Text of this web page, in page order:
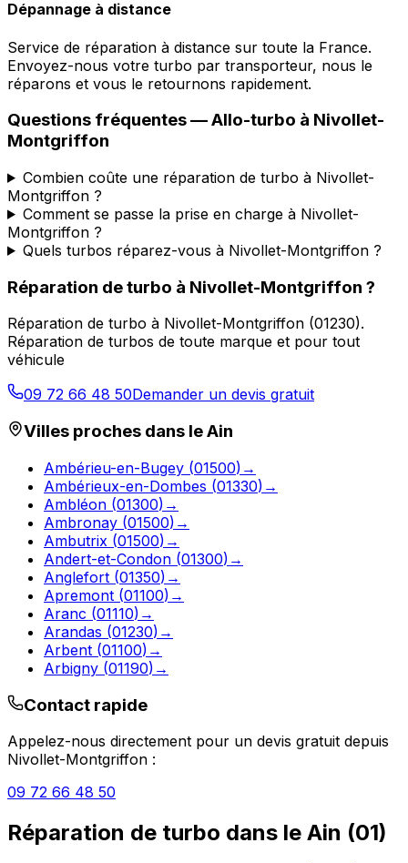
Dépannage à distance
Service de réparation à distance sur toute la France.
Envoyez-nous votre turbo par transporteur, nous le
réparons et vous le retournons rapidement.
Questions fréquentes —Allo-turbo à Nivollet-
Montgriffon
Combien coûte une réparation de turbo à Nivollet-
Montgriffon ?
Comment se passe la prise en charge à Nivollet-
Montgriffon ?
Quels turbos réparez-vous à Nivollet-Montgriffon ?
Réparation de turbo à Nivollet-Montgriffon ?
Réparation de turbo à Nivollet-Montgriffon (01230).
Réparation de turbos de toute marque et pour tout
véhicule
09 72 66 48 50Demander un devis gratuit
Villes proches dans leAin
Ambérieu-en-Bugey (01500) →
Ambérieux-en-Dombes (01330) →
Ambléon (01300) →
Ambronay (01500) →
Ambutrix (01500) →
Andert-et-Condon (01300) →
Anglefort (01350) →
Apremont (01100) →
Aranc (01110) →
Arandas (01230) →
Arbent (01100) →
Arbigny (01190) →
Contact rapide
Appelez-nous directement pour un devis gratuit depuis
Nivollet-Montgriffon :
09 72 66 48 50
Réparation de turbo dans le Ain (01)